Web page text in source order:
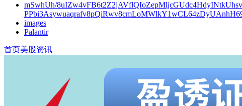
mSwhUh/
images
Palantir
首页美股资讯